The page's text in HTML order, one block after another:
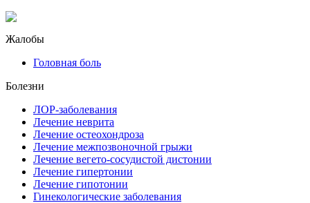
Жалобы
Головная боль
Болезни
ЛОР-заболевания
Лечение неврита
Лечение остеохондроза
Лечение межпозвоночной грыжи
Лечение вегето-сосудистой дистонии
Лечение гипертонии
Лечение гипотонии
Гинекологические заболевания